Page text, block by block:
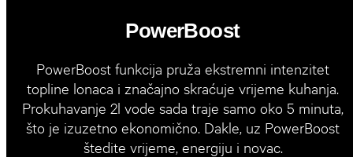
PowerBoost
PowerBoost funkcija pruža ekstremni intenzitet
topline lonaca i značajno skraćuje vrijeme kuhanja.
Prokuhavanje 2l vode sada traje samo oko 5 minuta,
što je izuzetno ekonomično. Dakle, uz PowerBoost
štedite vrijeme, energiju i novac.